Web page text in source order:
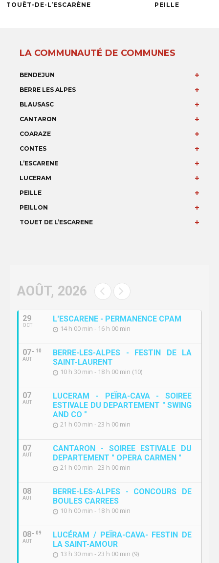
TOUËT-DE-L’ESCARÈNE PEILLE
LA COMMUNAUTÉ DE COMMUNES
BENDEJUN
BERRE LES ALPES
BLAUSASC
CANTARON
COARAZE
CONTES
L’ESCARENE
LUCERAM
PEILLE
PEILLON
TOUET DE L’ESCARENE
AOÛT, 2026
29
OCT
L'ESCARENE - PERMANENCE CPAM
14 h 00 min - 16 h 00 min
07
AUT
10
BERRE-LES-ALPES - FESTIN DE LA
SAINT-LAURENT
10 h 30 min - 18 h 00 min (10)
07
AUT
LUCERAM - PEÏRA-CAVA - SOIREE
ESTIVALE DU DEPARTEMENT " SWING
AND CO "
21 h 00 min - 23 h 00 min
07
AUT
CANTARON - SOIREE ESTIVALE DU
DEPARTEMENT " OPERA CARMEN "
21 h 00 min - 23 h 00 min
08
AUT
BERRE-LES-ALPES - CONCOURS DE
BOULES CARREES
10 h 00 min - 18 h 00 min
08
AUT
09
LUCÉRAM / PEÏRA-CAVA- FESTIN DE
LA SAINT-AMOUR
13 h 30 min - 23 h 00 min (9)